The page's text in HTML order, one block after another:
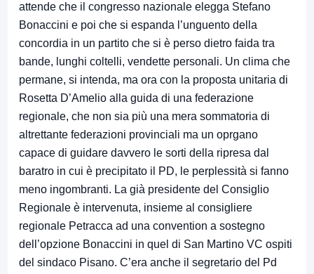
attende che il congresso nazionale elegga Stefano
Bonaccini e poi che si espanda l’unguento della
concordia in un partito che si è perso dietro faida tra
bande, lunghi coltelli, vendette personali. Un clima che
permane, si intenda, ma ora con la proposta unitaria di
Rosetta D’Amelio alla guida di una federazione
regionale, che non sia più una mera sommatoria di
altrettante federazioni provinciali ma un oprgano
capace di guidare davvero le sorti della ripresa dal
baratro in cui è precipitato il PD, le perplessità si fanno
meno ingombranti. La già presidente del Consiglio
Regionale è intervenuta, insieme al consigliere
regionale Petracca ad una convention a sostegno
dell’opzione Bonaccini in quel di San Martino VC ospiti
del sindaco Pisano. C’era anche il segretario del Pd